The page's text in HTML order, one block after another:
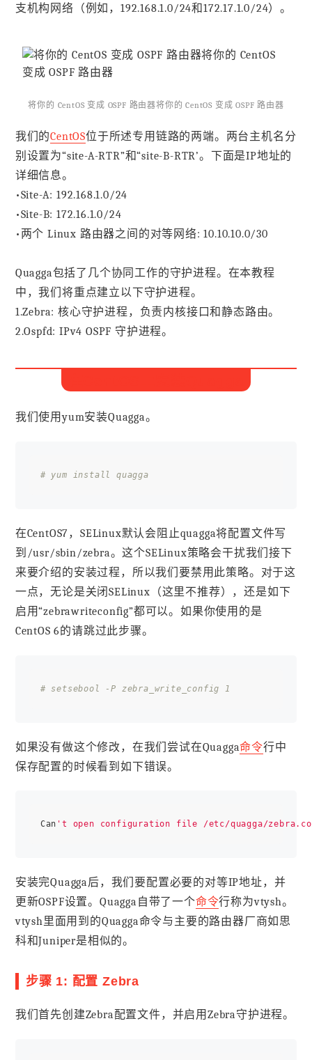
支机构网络（例如，192.168.1.0/24和172.17.1.0/24）。
将你的 CentOS 变成 OSPF 路由器将你的 CentOS 变成 OSPF 路由器
我们的CentOS位于所述专用链路的两端。两台主机名分
别设置为“site-A-RTR”和“site-B-RTR’。下面是IP地址的
详细信息。
•Site-A: 192.168.1.0/24
•Site-B: 172.16.1.0/24
•两个 Linux 路由器之间的对等网络: 10.10.10.0/30
Quagga包括了几个协同工作的守护进程。在本教程
中，我们将重点建立以下守护进程。
1.Zebra: 核心守护进程，负责内核接口和静态路由。
2.Ospfd: IPv4 OSPF 守护进程。
我们使用yum安装Quagga。
# yum install quagga
在CentOS7，SELinux默认会阻止quagga将配置文件写
到/usr/sbin/zebra。这个SELinux策略会干扰我们接下
来要介绍的安装过程，所以我们要禁用此策略。对于这
一点，无论是关闭SELinux（这里不推荐），还是如下
启用“zebrawriteconfig”都可以。如果你使用的是
CentOS 6的请跳过此步骤。
# setsebool -P zebra_write_config 1
如果没有做这个修改，在我们尝试在Quagga命令行中
保存配置的时候看到如下错误。
Can
安装完Quagga后，我们要配置必要的对等IP地址，并
更新OSPF设置。Quagga自带了一个命令行称为vtysh。
vtysh里面用到的Quagga命令与主要的路由器厂商如思
科和Juniper是相似的。
步骤 1: 配置 Zebra
我们首先创建Zebra配置文件，并启用Zebra守护进程。